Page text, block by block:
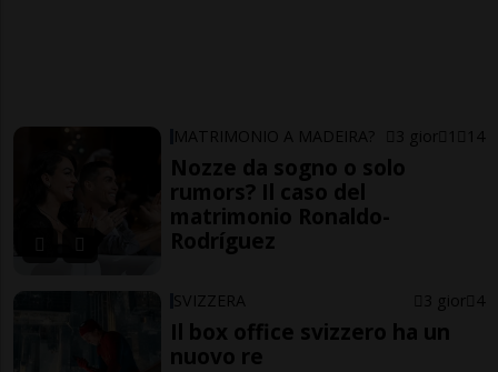
MATRIMONIO A MADEIRA? 3 gior 1 14
Nozze da sogno o solo
rumors? Il caso del
matrimonio Ronaldo-
Rodríguez
SVIZZERA 3 gior 4
Il box office svizzero ha un
nuovo re